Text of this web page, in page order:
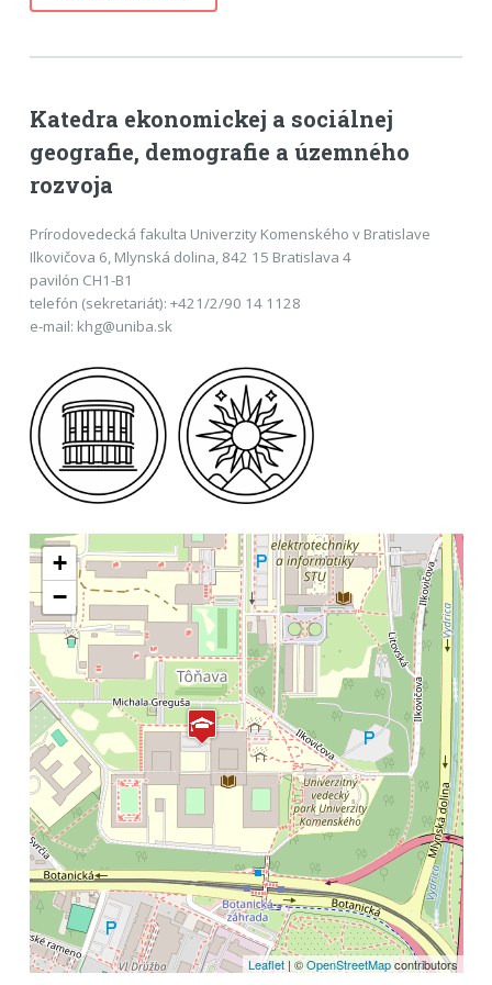
Katedra ekonomickej a sociálnej
geografie, demografie a územného
rozvoja
Prírodovedecká fakulta Univerzity Komenského v Bratislave
Ilkovičova 6, Mlynská dolina, 842 15 Bratislava 4
pavilón CH1-B1
telefón (sekretariát): +421/2/90 14 1128
e-mail: khg@uniba.sk